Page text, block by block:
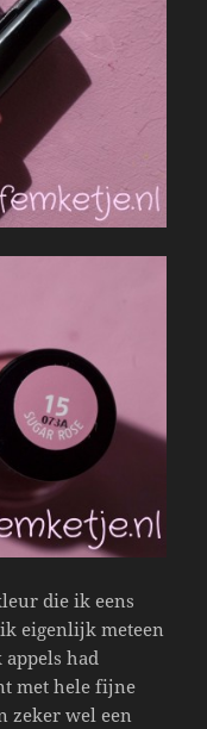
die ik eens
eigenlijk meteen
had
met hele fijne
zeker wel een